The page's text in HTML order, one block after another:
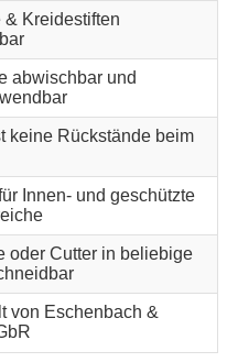
& Kreidestiften
abwischbar und
keine Rückstände beim
Innen- und geschützte
oder Cutter in beliebige
von Eschenbach &